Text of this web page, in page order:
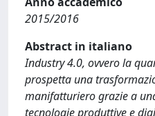
2015/2016
Abstract in italiano
Industry 4.0, ovvero la
prospetta una
manifatturiero grazie a
tecnologie produttive e